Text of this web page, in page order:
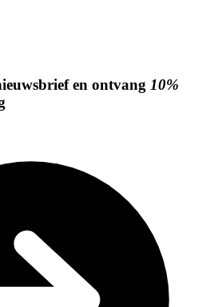
en ontvang 10%